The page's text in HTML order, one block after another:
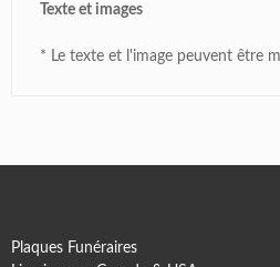
Texte et images
* Le texte et l'image peuvent être
Plaques Funéraires